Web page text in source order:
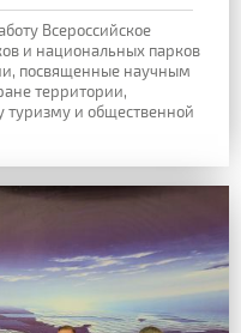
Всероссийское
и национальных парков
посвященные научным
территории,
туризму и общественной